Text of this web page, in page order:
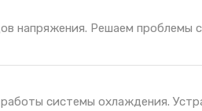
напряжения. Решаем проблемы
системы охлаждения.